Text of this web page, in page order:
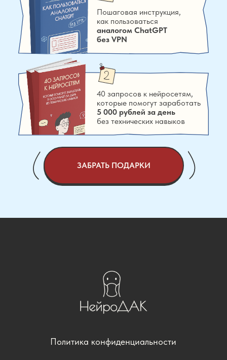
Пошаговая инструкция,
как пользоваться
аналогом СhatGPT
без VPN
ЗАБРАТЬ ПОДАРКИ
40 запросов к нейросетям,
которые помогут заработать
5 000 рублей за день
без технических навыков
Политика конфиденциальности